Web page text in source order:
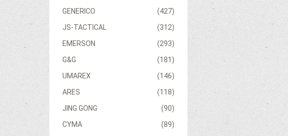
(427)
GENERICO
(312)
JS-TACTICAL
(293)
EMERSON
(181)
G&G
(146)
UMAREX
(118)
ARES
(90)
JING GONG
(89)
CYMA